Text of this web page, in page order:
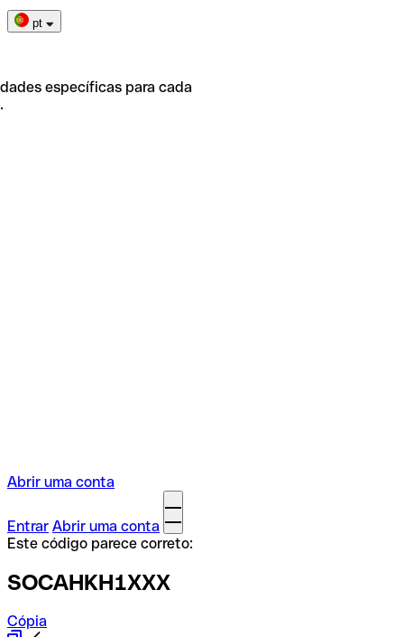
pt
específicas para cada
Abrir uma conta
Entrar Abrir uma conta
Este código parece correto:
SOCAHKH1XXX
Cópia